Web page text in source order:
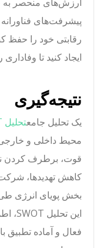
پیشرفت‌های فناورانه
رقابتی خود را حفظ
ایجاد کنید تا وفاداری
نتیجه‌گیری
یک تحلیل جامعتحلیل SWOT
محیط داخلی و خارجی
قوت، برطرف کردن
کاهش تهدیدها،
بخش پویای انرژی طی
فعال و آماده تطبیق